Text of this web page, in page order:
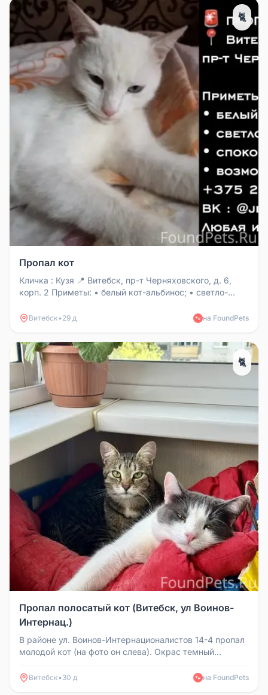
🐈
Пропал кот
Кличка : Кузя 📍 Витебск, пр-т Черняховского, д. 6,
корп. 2 Приметы: • белый кот-альбинос; • светло-
Витебск• 29 д 🐾 на FoundPets
🐈
Пропал полосатый кот (Витебск, ул Воинов-
Интернац.)
В районе ул. Воинов-Интернационалистов 14-4 пропал
молодой кот (на фото он слева). Окрас темный
Витебск• 30 д 🐾 на FoundPets